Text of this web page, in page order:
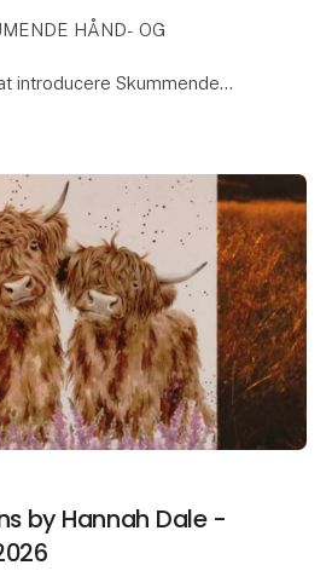
HÅND- OG
introducere Skummende
by Hannah Dale -